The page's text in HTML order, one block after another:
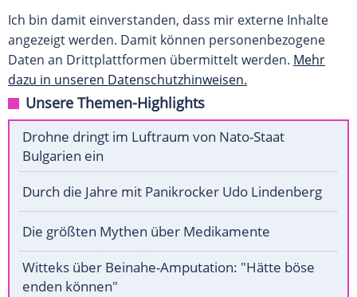
Ich bin damit einverstanden, dass mir externe Inhalte
angezeigt werden. Damit können personenbezogene
Daten an Drittplattformen übermittelt werden. Mehr
dazu in unseren Datenschutzhinweisen.
Unsere Themen-Highlights
Drohne dringt im Luftraum von Nato-Staat
Bulgarien ein
Durch die Jahre mit Panikrocker Udo Lindenberg
Die größten Mythen über Medikamente
Witteks über Beinahe-Amputation: "Hätte böse
enden können"